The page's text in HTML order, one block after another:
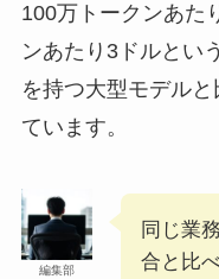
100万トークンあた
ンあたり3ドルとい
を持つ大型モデル
ています。
編集部
同じ業
合と比